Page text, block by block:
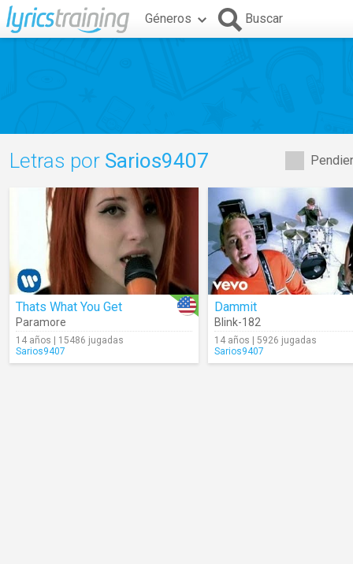
Géneros Buscar
Letras por Sarios9407
Thats What You Get
Paramore
14 años | 15486 jugadas
Sarios9407
Dammit
Blink-182
14 años | 5926 jugadas
Sarios9407